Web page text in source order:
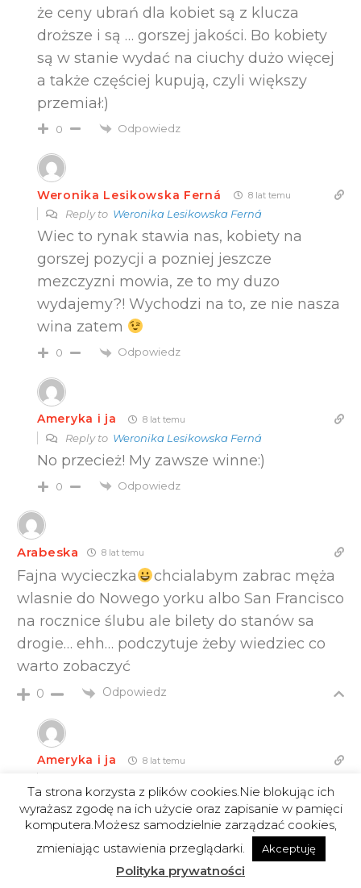
że ceny ubrań dla kobiet są z klucza
droższe i są … gorszej jakości. Bo kobiety
są w stanie wydać na ciuchy dużo więcej
a także częściej kupują, czyli większy
przemiał:)
0 Odpowiedz
Weronika Lesikowska Ferná 8 lat temu
Reply to Weronika Lesikowska Ferná
Wiec to rynak stawia nas, kobiety na
gorszej pozycji a pozniej jeszcze
mezczyzni mowia, ze to my duzo
wydajemy?! Wychodzi na to, ze nie nasza
wina zatem
0 Odpowiedz
Ameryka i ja 8 lat temu
Reply to Weronika Lesikowska Ferná
No przecież! My zawsze winne:)
0 Odpowiedz
Arabeska 8 lat temu
Fajna wycieczka
chcialabym zabrac męża
wlasnie do Nowego yorku albo San Francisco
na rocznice ślubu ale bilety do stanów sa
drogie… ehh… podczytuje żeby wiedziec co
warto zobaczyć
0 Odpowiedz
Ameryka i ja 8 lat temu
Trzeba polować na bilety, czasem są
dobre promocje. Najlepsze ceny poza
sezonem, sezon tak od maja do
października, potem grudzień potrafi być
Ta strona korzysta z plików cookies.Nie blokując ich
wyrażasz zgodę na ich użycie oraz zapisanie w pamięci
komputera.Możesz samodzielnie zarządzać cookies,
zmieniając ustawienia przeglądarki.
Akceptuję
Polityka prywatności
12